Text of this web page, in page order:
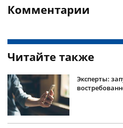
Комментарии
Читайте также
Эксперты: